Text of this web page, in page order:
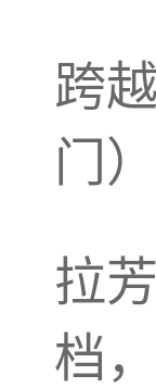
跨
门
拉
档